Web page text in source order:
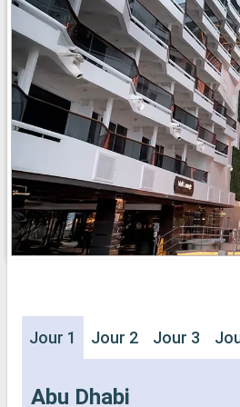
- Activités et divertissements pour
adultes, enfants et bébés
- Activités récréatives pour enfants
SERVICES
- Personnel qualifié multilingue
AUTRES PRIVILÈGES
- Points MSC Voyagers Club
Jour 1 Jour 2 Jour 3
Abu Dhabi